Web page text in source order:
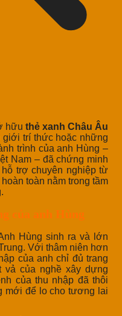
hữu thẻ xanh Châu Âu
trí thức hoặc những
trình của anh Hùng –
Nam – đã chứng minh
trợ chuyên nghiệp từ
toàn nằm trong tầm
của anh Hùng
Hùng sinh ra và lớn
Với thâm niên hơn
của anh chỉ đủ trang
vả của nghề xây dựng
của thu nhập đã thôi
mới để lo cho tương lai